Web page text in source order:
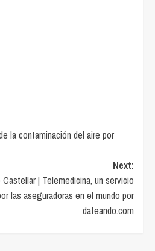
la contaminación del aire por
Next:
| Telemedicina, un servicio
las aseguradoras en el mundo por
dateando.com